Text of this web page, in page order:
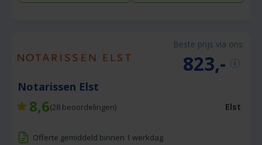
Beste prijs via ons:
823,-
Notarissen Elst
8,6(28 beoordelingen) Elst
Offerte gemiddeld binnen 1 werkdag